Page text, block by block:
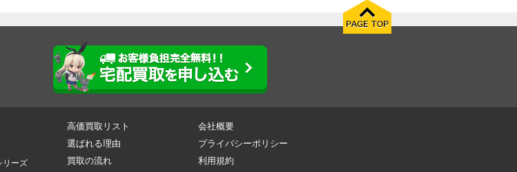
リーズ
高価買取リスト
選ばれる理由
買取の流れ
会社概要
プライバシーポリシー
利用規約